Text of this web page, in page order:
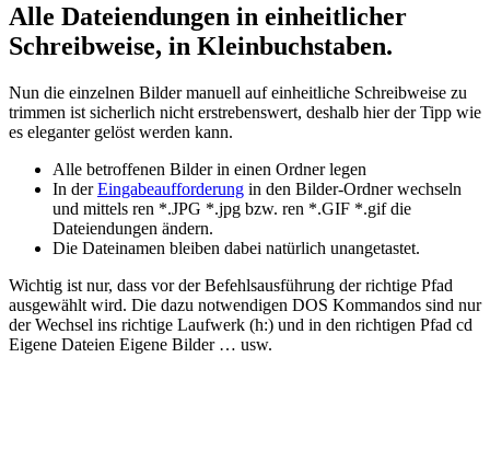
Alle Dateiendungen in einheitlicher
Schreibweise, in Kleinbuchstaben.
Nun die einzelnen Bilder manuell auf einheitliche Schreibweise zu
trimmen ist sicherlich nicht erstrebenswert, deshalb hier der Tipp wie
es eleganter gelöst werden kann.
Alle betroffenen Bilder in einen Ordner legen
In derEingabeaufforderung in den Bilder-Ordner wechseln
und mittels ren *.JPG *.jpg bzw. ren *.GIF *.gif die
Dateiendungen ändern.
Die Dateinamen bleiben dabei natürlich unangetastet.
Wichtig ist nur, dass vor der Befehlsausführung der richtige Pfad
ausgewählt wird. Die dazu notwendigen DOS Kommandos sind nur
der Wechsel ins richtige Laufwerk (h:) und in den richtigen Pfad cd
Eigene Dateien Eigene Bilder … usw.